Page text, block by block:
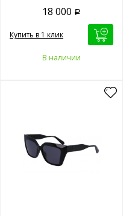
18 000 Р
Купить в 1 клик
В наличии